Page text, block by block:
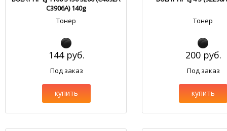
C3906A) 140g
Тонер
144 руб.
Под заказ
купить
Тонер
200 руб.
Под заказ
купить